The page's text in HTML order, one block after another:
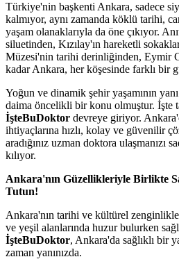
Türkiye'nin başkenti Ankara, sadece
kalmıyor, aynı zamanda köklü tarihi,
yaşam olanaklarıyla da öne çıkıyor.
siluetinden, Kızılay'ın hareketli
Müzesi'nin tarihi derinliğinden, Eymir
kadar Ankara, her köşesinde farklı bir
Yoğun ve dinamik şehir yaşamının
daima öncelikli bir konu olmuştur. İşte
İşteBuDoktor devreye giriyor.
ihtiyaçlarına hızlı, kolay ve güvenilir
aradığınız uzman doktora ulaşmanızı
kılıyor.
Ankara'nın Güzellikleriyle Birlikte
Tutun!
Ankara'nın tarihi ve kültürel
ve yeşil alanlarında huzur bulurken
İşteBuDoktor, Ankara'da sağlıklı bir
zaman yanınızda.